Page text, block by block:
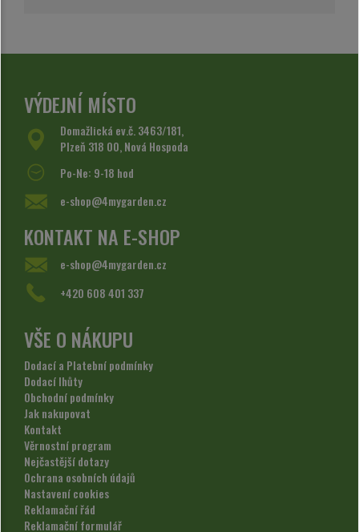
VÝDEJNÍ MÍSTO
Domažlická ev.č. 3463/181,
Plzeň 318 00, Nová Hospoda
Po-Ne: 9-18 hod
e-shop@4mygarden.cz
KONTAKT NA E-SHOP
e-shop@4mygarden.cz
+420 608 401 337
VŠE O NÁKUPU
Dodací a Platební podmínky
Dodací lhůty
Obchodní podmínky
Jak nakupovat
Kontakt
Věrnostní program
Nejčastější dotazy
Ochrana osobních údajů
Nastavení cookies
Reklamační řád
Reklamační formulář